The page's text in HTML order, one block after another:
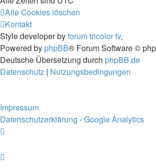
Alle Cookies löschen
Kontakt
Style developer byforum tricolor tv,
Powered by phpBB® Forum Software ©
Deutsche Übersetzung durch phpBB.de
Datenschutz | Nutzungsbedingungen
Impressum
Datenschutzerklärung - Google Analytics